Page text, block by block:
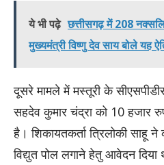
ये भी पढ़े छत्तीसगढ़ में 208
मुख्यमंत्री विष्णु देव साय बोले यह
​दूसरे मामले में मस्तूरी के
सहदेव कुमार चंद्रा को 10 हजार
है। शिकायतकर्ता त्रिलोकी साहू
विद्युत पोल लगाने हेतु आवेदन